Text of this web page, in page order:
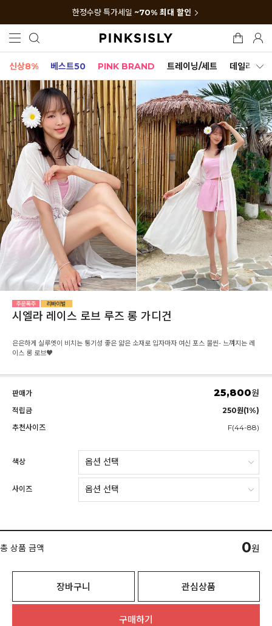
한정수량 특가세일 ~70% 최대 할인
신상8% 베스트50 PINK BRAND 트레이닝/세트 데일리세트
시엘라 레이스 로브 루즈 롱 가디건
은은하게 실루엣이 비치는 통기성 좋은 얇은 소재로 입자마자 여신 포스 물씬- 느껴지는 레
이스 롱 로브♥
판매가 25,800원
적립금
250원(1%)
추천사이즈
F(44-88)
색상
사이즈
총 상품 금액 0원
장바구니 관심상품
구매하기